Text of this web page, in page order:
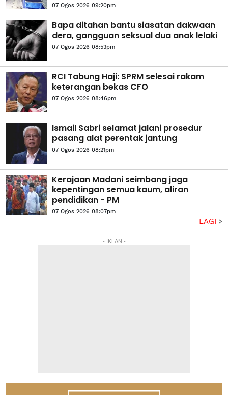
07 Ogos 2026 09:20pm
Bapa ditahan bantu siasatan dakwaan
dera, gangguan seksual dua anak lelaki
07 Ogos 2026 08:53pm
RCI Tabung Haji: SPRM selesai rakam
keterangan bekas CFO
07 Ogos 2026 08:46pm
Ismail Sabri selamat jalani prosedur
pasang alat perentak jantung
07 Ogos 2026 08:21pm
Kerajaan Madani seimbang jaga
kepentingan semua kaum, aliran
pendidikan - PM
07 Ogos 2026 08:07pm
LAGI
- IKLAN -